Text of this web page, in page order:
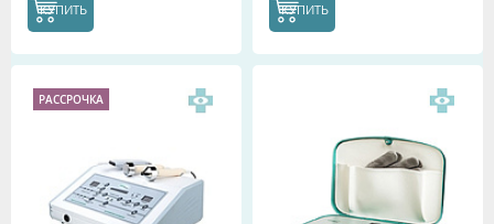
КУПИТЬ КУПИТЬ
РАССРОЧКА